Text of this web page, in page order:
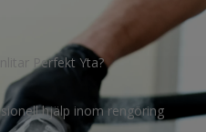
Perfekt Yta?
hjälp inom rengöring